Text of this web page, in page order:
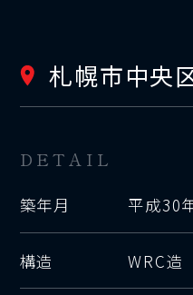
札幌市中央
DETAIL
築年月 平成30
構造 WRC